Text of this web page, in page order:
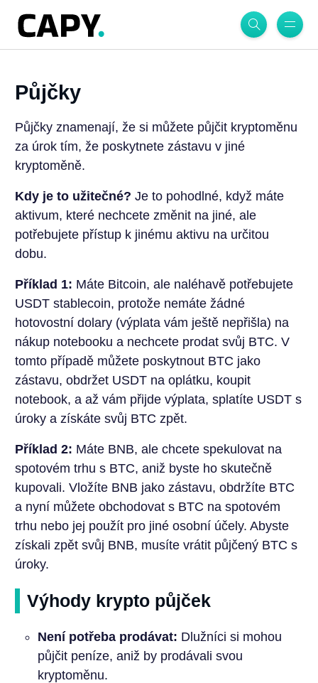
Půjčky
Půjčky znamenají, že si můžete půjčit kryptoměnu
za úrok tím, že poskytnete zástavu v jiné
kryptoměně.
Kdy je to užitečné? Je to pohodlné, když máte
aktivum, které nechcete změnit na jiné, ale
potřebujete přístup k jinému aktivu na určitou
dobu.
Příklad 1: Máte Bitcoin, ale naléhavě potřebujete
USDT stablecoin, protože nemáte žádné
hotovostní dolary (výplata vám ještě nepřišla) na
nákup notebooku a nechcete prodat svůj BTC. V
tomto případě můžete poskytnout BTC jako
zástavu, obdržet USDT na oplátku, koupit
notebook, a až vám přijde výplata, splatíte USDT s
úroky a získáte svůj BTC zpět.
Příklad 2: Máte BNB, ale chcete spekulovat na
spotovém trhu s BTC, aniž byste ho skutečně
kupovali. Vložíte BNB jako zástavu, obdržíte BTC
a nyní můžete obchodovat s BTC na spotovém
trhu nebo jej použít pro jiné osobní účely. Abyste
získali zpět svůj BNB, musíte vrátit půjčený BTC s
úroky.
Výhody krypto půjček
Není potřeba prodávat: Dlužníci si mohou
půjčit peníze, aniž by prodávali svou
kryptoměnu.